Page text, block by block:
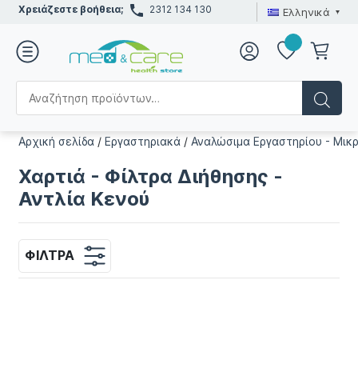
Χρειάζεστε βοήθεια; 2312 134 130 Ελληνικά
Αρχική σελίδα /Εργαστηριακά /Αναλώσιμα Εργαστηρίου -
Χαρτιά - Φίλτρα Διήθησης -
Αντλία Κενού
ΦΊΛΤΡΑ